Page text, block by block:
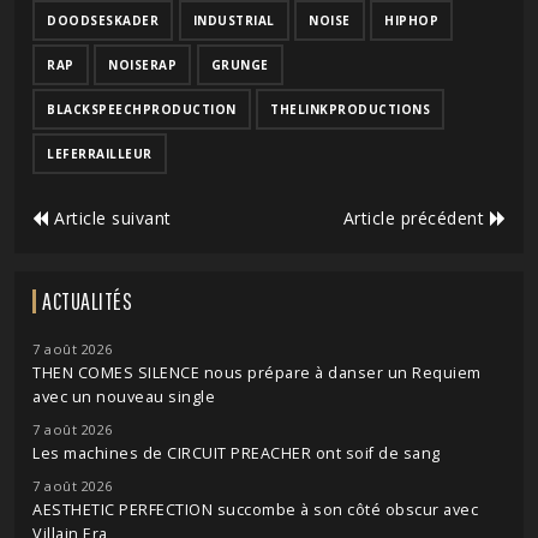
DOODSESKADER INDUSTRIAL NOISE HIPHOP
RAP NOISERAP GRUNGE
BLACKSPEECHPRODUCTION THELINKPRODUCTIONS
LEFERRAILLEUR
Article suivant Article précédent
ACTUALITÉS
7 août 2026
THEN COMES SILENCE nous prépare à danser un Requiem
avec un nouveau single
7 août 2026
Les machines de CIRCUIT PREACHER ont soif de sang
7 août 2026
AESTHETIC PERFECTION succombe à son côté obscur avec
Villain Era